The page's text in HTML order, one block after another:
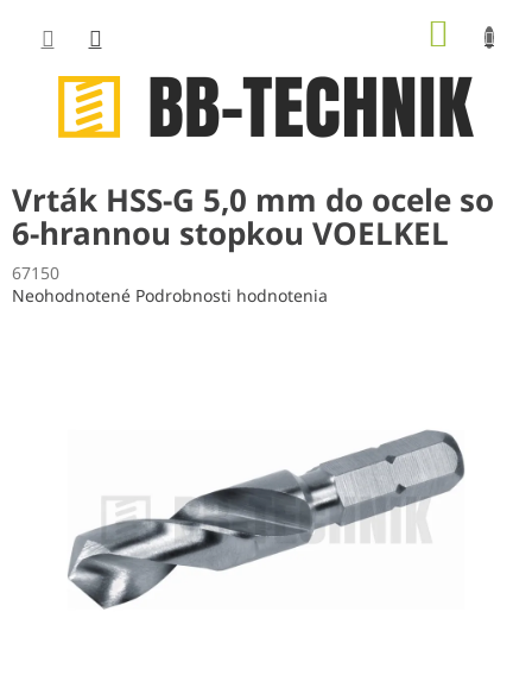
obsah
Vrták HSS-G 5,0 mm do ocele so
6-hrannou stopkou VOELKEL
67150
Priemerné
Neohodnotené Podrobnosti hodnotenia